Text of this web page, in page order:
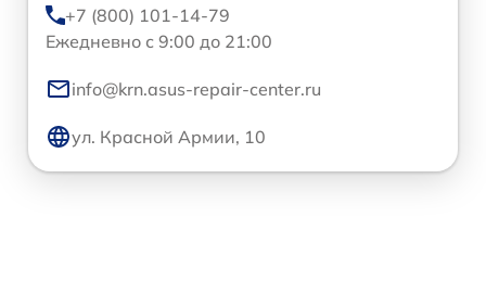
+7 (800) 101-14-79
Ежедневно с 9:00 до 21:00
info@krn.asus-repair-center.ru
ул. Красной Армии, 10